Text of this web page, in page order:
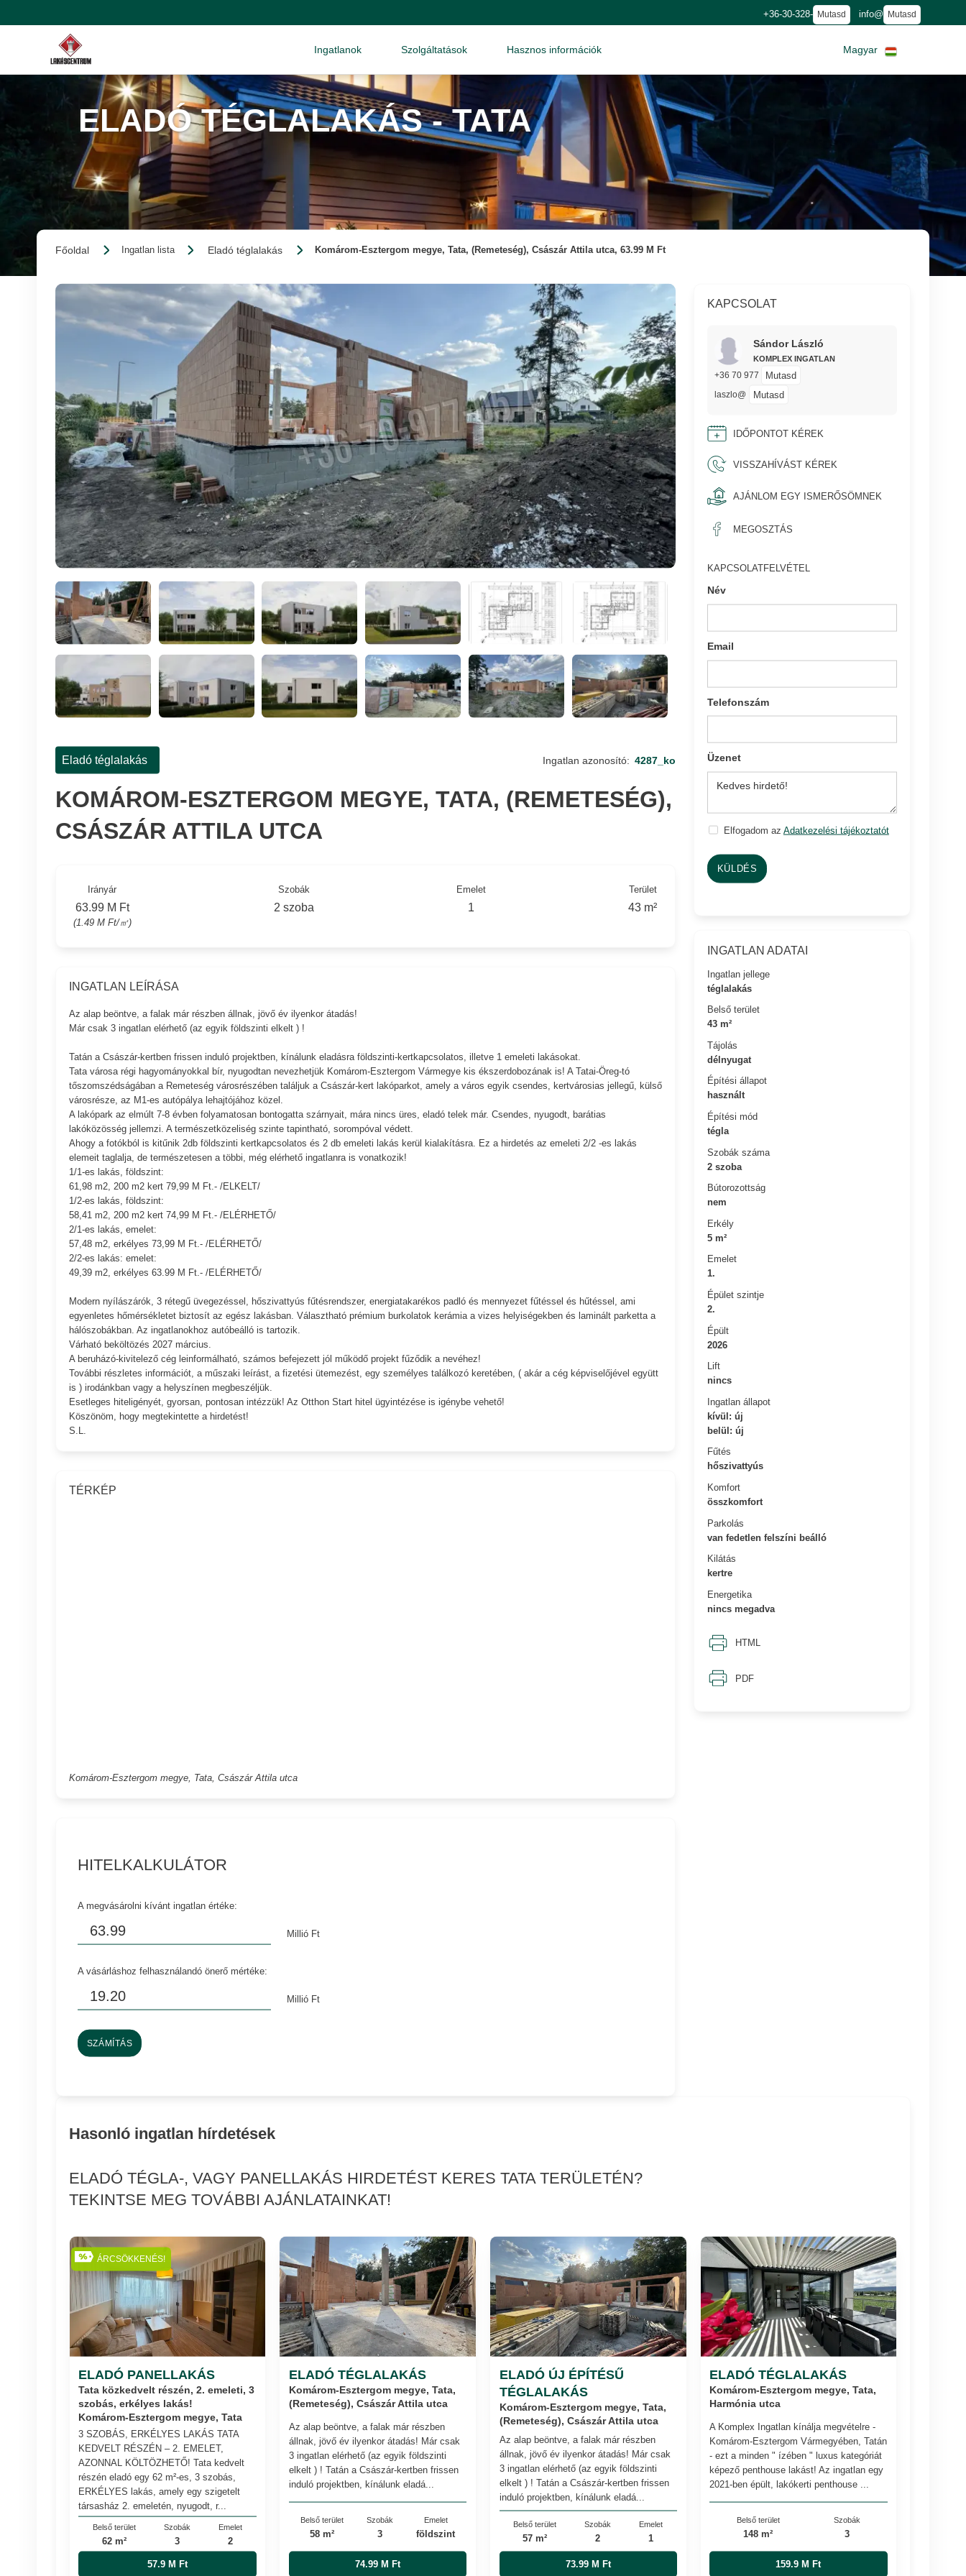
+36-30-328- Mutasd info@ Mutasd
Ingatlanok Szolgáltatások Hasznos információk Magyar
ELADÓ TÉGLALAKÁS - TATA
Főoldal Ingatlan lista Eladó téglalakás Komárom-Esztergom megye, Tata, (Remeteség), Császár Attila utca, 63.99 M Ft
KAPCSOLAT
Sándor László
KOMPLEX INGATLAN
+36 70 977 Mutasd
laszlo@ Mutasd
IDŐPONTOT KÉREK
VISSZAHÍVÁST KÉREK
AJÁNLOM EGY ISMERŐSÖMNEK
MEGOSZTÁS
KAPCSOLATFELVÉTEL
Név
Email
Telefonszám
Üzenet
Elfogadom az Adatkezelési tájékoztatót
KÜLDÉS
INGATLAN ADATAI
Ingatlan jellege
téglalakás
Belső terület
43 m²
Tájolás
délnyugat
Építési állapot
használt
Építési mód
tégla
Szobák száma
2 szoba
Bútorozottság
nem
Erkély
5 m²
Emelet
1.
Épület szintje
2.
Épült
2026
Lift
nincs
Ingatlan állapot
kívül: új
belül: új
Fűtés
hőszivattyús
Komfort
összkomfort
Parkolás
van fedetlen felszíni beálló
Kilátás
kertre
Energetika
nincs megadva
HTML
PDF
Eladó téglalakás Ingatlan azonosító: 4287_ko
KOMÁROM-ESZTERGOM MEGYE, TATA, (REMETESÉG),
CSÁSZÁR ATTILA UTCA
Irányár
63.99 M Ft
(1.49 M Ft/㎡)
Szobák
2 szoba
Emelet
1
Terület
43 m²
INGATLAN LEÍRÁSA
Az alap beöntve, a falak már részben állnak, jövő év ilyenkor átadás!
Már csak 3 ingatlan elérhető (az egyik földszinti elkelt ) !
Tatán a Császár-kertben frissen induló projektben, kínálunk eladásra földszinti-kertkapcsolatos, illetve 1 emeleti lakásokat.
Tata városa régi hagyományokkal bír, nyugodtan nevezhetjük Komárom-Esztergom Vármegye kis ékszerdobozának is! A Tatai-Öreg-tó
tőszomszédságában a Remeteség városrészében találjuk a Császár-kert lakóparkot, amely a város egyik csendes, kertvárosias jellegű, külső
városrésze, az M1-es autópálya lehajtójához közel.
A lakópark az elmúlt 7-8 évben folyamatosan bontogatta szárnyait, mára nincs üres, eladó telek már. Csendes, nyugodt, barátias
lakóközösség jellemzi. A természetközeliség szinte tapintható, sorompóval védett.
Ahogy a fotókból is kitűnik 2db földszinti kertkapcsolatos és 2 db emeleti lakás kerül kialakításra. Ez a hirdetés az emeleti 2/2 -es lakás
elemeit taglalja, de természetesen a többi, még elérhető ingatlanra is vonatkozik!
1/1-es lakás, földszint:
61,98 m2, 200 m2 kert 79,99 M Ft.- /ELKELT/
1/2-es lakás, földszint:
58,41 m2, 200 m2 kert 74,99 M Ft.- /ELÉRHETŐ/
2/1-es lakás, emelet:
57,48 m2, erkélyes 73,99 M Ft.- /ELÉRHETŐ/
2/2-es lakás: emelet:
49,39 m2, erkélyes 63.99 M Ft.- /ELÉRHETŐ/
Modern nyílászárók, 3 rétegű üvegezéssel, hőszivattyús fűtésrendszer, energiatakarékos padló és mennyezet fűtéssel és hűtéssel, ami
egyenletes hőmérsékletet biztosít az egész lakásban. Választható prémium burkolatok kerámia a vizes helyiségekben és laminált parketta a
hálószobákban. Az ingatlanokhoz autóbeálló is tartozik.
Várható beköltözés 2027 március.
A beruházó-kivitelező cég leinformálható, számos befejezett jól működő projekt fűződik a nevéhez!
További részletes információt, a műszaki leírást, a fizetési ütemezést, egy személyes találkozó keretében, ( akár a cég képviselőjével együtt
is ) irodánkban vagy a helyszínen megbeszéljük.
Esetleges hiteligényét, gyorsan, pontosan intézzük! Az Otthon Start hitel ügyintézése is igénybe vehető!
Köszönöm, hogy megtekintette a hirdetést!
S.L.
TÉRKÉP
Komárom-Esztergom megye, Tata, Császár Attila utca
HITELKALKULÁTOR
A megvásárolni kívánt ingatlan értéke:
Millió Ft
A vásárláshoz felhasználandó önerő mértéke:
Millió Ft
SZÁMÍTÁS
Hasonló ingatlan hírdetések
ELADÓ TÉGLA-, VAGY PANELLAKÁS HIRDETÉST KERES TATA TERÜLETÉN?
TEKINTSE MEG TOVÁBBI AJÁNLATAINKAT!
ELADÓ PANELLAKÁS
Tata közkedvelt részén, 2. emeleti, 3
szobás, erkélyes lakás!
Komárom-Esztergom megye, Tata
3 SZOBÁS, ERKÉLYES LAKÁS TATA
KEDVELT RÉSZÉN – 2. EMELET,
AZONNAL KÖLTÖZHETŐ! Tata kedvelt
részén eladó egy 62 m²-es, 3 szobás,
ERKÉLYES lakás, amely egy szigetelt
társasház 2. emeletén, nyugodt, r...
Belső terület
62 m²
Szobák
3
Emelet
2
57.9 M Ft
ÁRCSÖKKENÉS!
ELADÓ TÉGLALAKÁS
Komárom-Esztergom megye, Tata,
(Remeteség), Császár Attila utca
Az alap beöntve, a falak már részben
állnak, jövő év ilyenkor átadás! Már csak
3 ingatlan elérhető (az egyik földszinti
elkelt ) ! Tatán a Császár-kertben frissen
induló projektben, kínálunk eladá...
Belső terület
58 m²
Szobák
3
Emelet
földszint
74.99 M Ft
ELADÓ ÚJ ÉPÍTÉSŰ
TÉGLALAKÁS
Komárom-Esztergom megye, Tata,
(Remeteség), Császár Attila utca
Az alap beöntve, a falak már részben
állnak, jövő év ilyenkor átadás! Már csak
3 ingatlan elérhető (az egyik földszinti
elkelt ) ! Tatán a Császár-kertben frissen
induló projektben, kínálunk eladá...
Belső terület
57 m²
Szobák
2
Emelet
1
73.99 M Ft
ELADÓ TÉGLALAKÁS
Komárom-Esztergom megye, Tata,
Harmónia utca
A Komplex Ingatlan kínálja megvételre -
Komárom-Esztergom Vármegyében, Tatán
- ezt a minden " ízében " luxus kategóriát
képező penthouse lakást! Az ingatlan egy
2021-ben épült, lakókerti penthouse ...
Belső terület
148 m²
Szobák
3
159.9 M Ft